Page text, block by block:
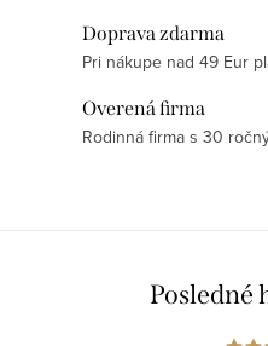
Doprava zdarma
Pri nákupe nad 49 Eur
Overená firma
Rodinná firma s 30
Posledné